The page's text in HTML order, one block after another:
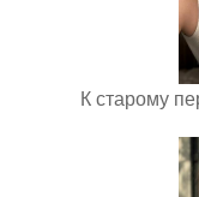
К старому